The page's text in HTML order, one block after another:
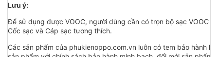
Lưu ý:
Để sử dụng được VOOC, người dùng cần có trọn bộ sạc VOOC
Cốc sạc và Cáp sạc tương thích.
Các sản phẩm của phukienoppo.com.vn luôn có tem bảo hành